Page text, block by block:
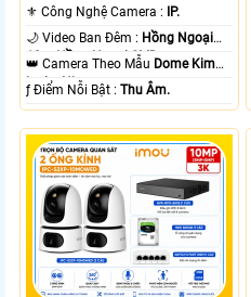
⚜️ Công Nghệ Camera : IP.
🌙 Video Ban Đêm : Hồng Ngoại
10m Hồng Ngoại SMD.
👑 Camera Theo Mẫu Dome Kim
loại + Nhựa.
️ƒ Điểm Nỗi Bật :Thu Âm.